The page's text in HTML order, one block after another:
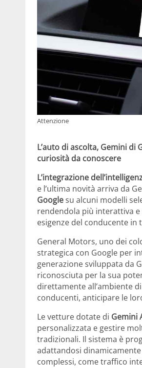
Attenzione
L’auto di ascolta, Gemini
curiosità da conoscere
L’integrazione
e l’ultima novità arriva da
Googlesu alcuni modelli
rendendola più interattiva e
esigenze del conducente in
General Motors, uno dei
strategica con Google per
generazione sviluppata da
riconosciuta per la sua
direttamente all’ambiente
conducenti, anticipare le
Le vetture dotate di Gemini
personalizzata e gestire
tradizionali. Il sistema è
adattandosi
complessi, come traffico